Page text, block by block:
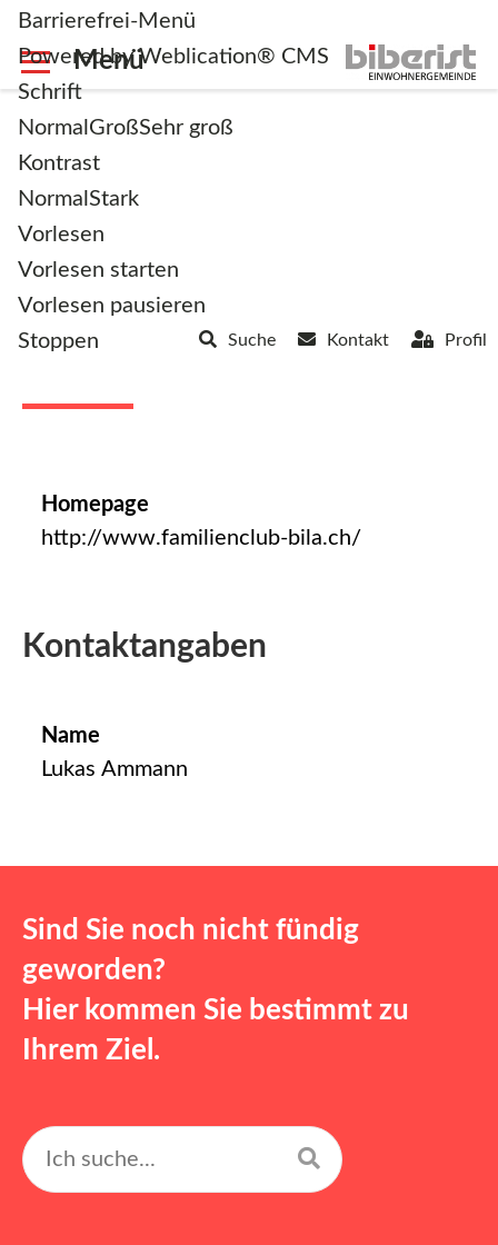
Barrierefrei-Menü
Powered by Weblication® CMS
Schrift
Normal GroßSehr groß
Kontrast
Normal Stark
Vorlesen
Vorlesen starten
Vorlesen pausieren
Stoppen
Profil
Kontakt
Suche
Familienclub Biberist /
Lohn-Ammannsegg
Homepage
http://www.familienclub-bila.ch/
Kontaktangaben
Name
Lukas Ammann
Sind Sie noch nicht fündig
geworden?
Hier kommen Sie bestimmt zu
Ihrem Ziel.